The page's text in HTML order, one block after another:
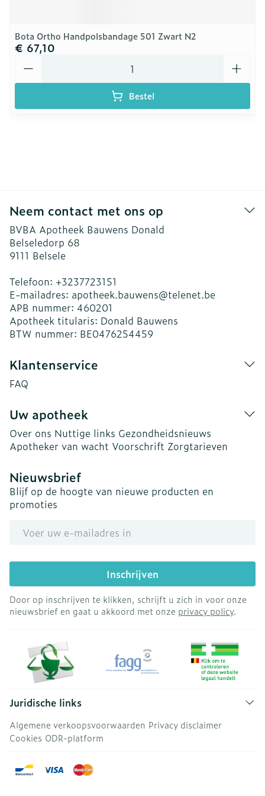
Bota Ortho Handpolsbandage 501 Zwart N2
€ 67,10
Bestel
Neem contact met ons op
BVBA Apotheek Bauwens Donald
Belseledorp 68
9111 Belsele
Telefoon: +3237723151
E-mailadres: apotheek.bauwens@telenet.be
APB nummer: 460201
Apotheek titularis: Donald Bauwens
BTW nummer: BE0476254459
Klantenservice
FAQ
Uw apotheek
Over ons Nuttige links Gezondheidsnieuws
Apotheker van wacht Voorschrift Zorgtarieven
Nieuwsbrief
Blijf op de hoogte van nieuwe producten en
promoties
Inschrijven
Door op inschrijven te klikken, schrijft u zich in voor onze
nieuwsbrief en gaat u akkoord met onze privacy policy.
Juridische links
Algemene verkoopsvoorwaarden Privacy disclaimer
Cookies ODR-platform